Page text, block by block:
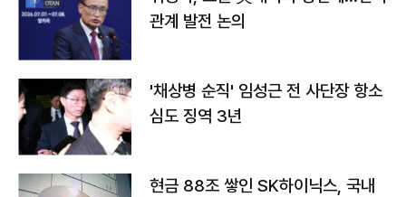
관계 발전 논의
'채상병 순직' 임성근 전 사단장 항소
심도 징역 3년
현금 88조 쌓인 SK하이닉스, 국내